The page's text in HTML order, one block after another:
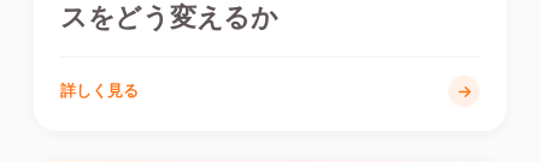
スをどう変えるか
詳しく見る